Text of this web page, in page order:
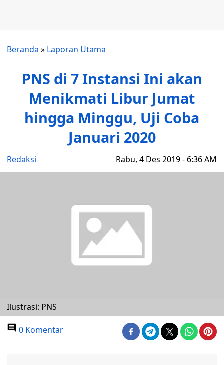
Beranda » Laporan Utama
PNS di 7 Instansi Ini akan
Menikmati Libur Jumat
hingga Minggu, Uji Coba
Januari 2020
Redaksi Rabu, 4 Des 2019 - 6:36 AM
Ilustrasi: PNS
0 Komentar